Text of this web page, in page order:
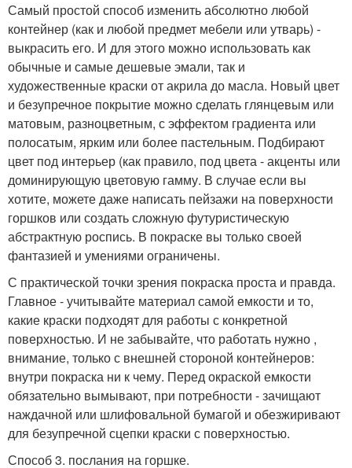
Самый простой способ изменить абсолютно любой
контейнер (как и любой предмет мебели или утварь) -
выкрасить его. И для этого можно использовать как
обычные и самые дешевые эмали, так и
художественные краски от акрила до масла. Новый цвет
и безупречное покрытие можно сделать глянцевым или
матовым, разноцветным, с эффектом градиента или
полосатым, ярким или более пастельным. Подбирают
цвет под интерьер (как правило, под цвета - акценты или
доминирующую цветовую гамму. В случае если вы
хотите, можете даже написать пейзажи на поверхности
горшков или создать сложную футуристическую
абстрактную роспись. В покраске вы только своей
фантазией и умениями ограничены.
С практической точки зрения покраска проста и правда.
Главное - учитывайте материал самой емкости и то,
какие краски подходят для работы с конкретной
поверхностью. И не забывайте, что работать нужно ,
внимание, только с внешней стороной контейнеров:
внутри покраска ни к чему. Перед окраской емкости
обязательно вымывают, при потребности - зачищают
наждачной или шлифовальной бумагой и обезжиривают
для безупречной сцепки краски с поверхностью.
Способ 3. послания на горшке.